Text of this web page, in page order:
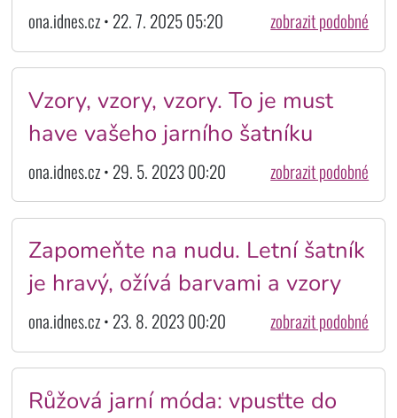
ona.idnes.cz • 22. 7. 2025 05:20 zobrazit podobné
Vzory, vzory, vzory. To je must
have vašeho jarního šatníku
ona.idnes.cz • 29. 5. 2023 00:20 zobrazit podobné
Zapomeňte na nudu. Letní šatník
je hravý, ožívá barvami a vzory
ona.idnes.cz • 23. 8. 2023 00:20 zobrazit podobné
Růžová jarní móda: vpusťte do